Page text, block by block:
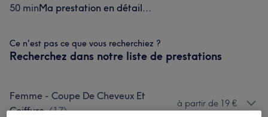
50 minMa prestation en détail...
Ce n'est pas ce que vous recherchiez ?
Recherchez dans notre liste de prestations
Femme - Coupe De Cheveux Et
Coiffure (17)
à partir de 19 €